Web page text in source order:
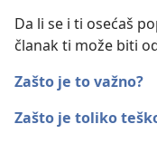
Da li se i ti osećaš
članak ti može biti
Zašto je to važno?
Zašto je toliko